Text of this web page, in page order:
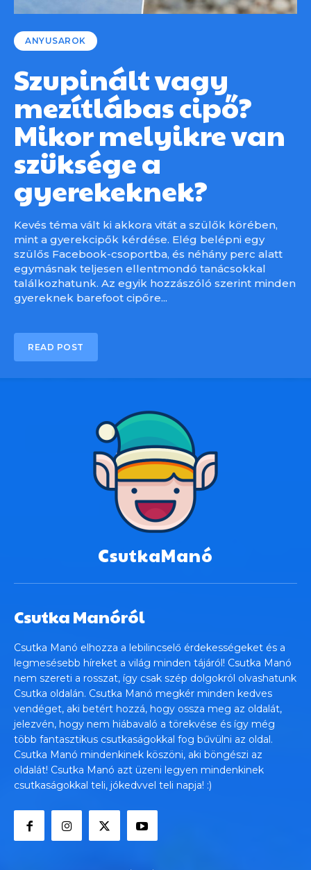
ANYUSAROK
Szupinált vagy
mezítlábas cipő?
Mikor melyikre van
szüksége a
gyerekeknek?
Kevés téma vált ki akkora vitát a szülők körében,
mint a gyerekcipők kérdése. Elég belépni egy
szülős Facebook-csoportba, és néhány perc alatt
egymásnak teljesen ellentmondó tanácsokkal
találkozhatunk. Az egyik hozzászóló szerint minden
gyereknek barefoot cipőre...
READ POST
CsutkaManó
Csutka Manóról
Csutka Manó elhozza a lebilincselő érdekességeket és a
legmesésebb híreket a világ minden tájáról! Csutka Manó
nem szereti a rosszat, így csak szép dolgokról olvashatunk
Csutka oldalán. Csutka Manó megkér minden kedves
vendéget, aki betért hozzá, hogy ossza meg az oldalát,
jelezvén, hogy nem hiábavaló a törekvése és így még
több fantasztikus csutkaságokkal fog bűvülni az oldal.
Csutka Manó mindenkinek köszöni, aki böngészi az
oldalát! Csutka Manó azt üzeni legyen mindenkinek
csutkaságokkal teli, jókedvvel teli napja! :)